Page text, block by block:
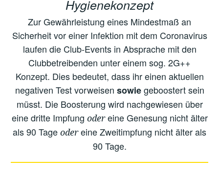
Hygienekonzept
Zur Gewährleistung eines Mindestmaß an
Sicherheit vor einer Infektion mit dem Coronavirus
laufen die Club-Events in Absprache mit den
Clubbetreibenden unter einem sog. 2G++
Konzept. Dies bedeutet, dass ihr einen aktuellen
negativen Test vorweisen sowiegeboostert sein
müsst. Die Boosterung wird nachgewiesen über
eine dritte Impfung odereine Genesung nicht älter
als 90 Tage odereine Zweitimpfung nicht älter als
90 Tage.